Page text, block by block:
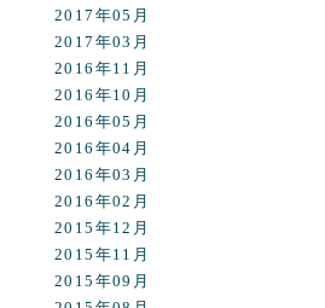
2017年05月
2017年03月
2016年11月
2016年10月
2016年05月
2016年04月
2016年03月
2016年02月
2015年12月
2015年11月
2015年09月